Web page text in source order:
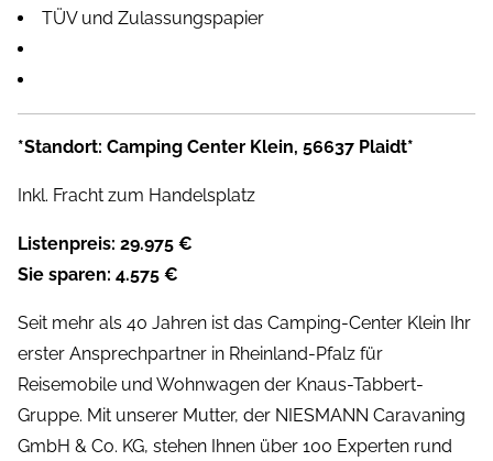
TÜV und Zulassungspapier
*Standort: Camping Center Klein, 56637 Plaidt*
Inkl. Fracht zum Handelsplatz
Listenpreis: 29.975 €
Sie sparen: 4.575 €
Seit mehr als 40 Jahren ist das Camping-Center Klein Ihr
erster Ansprechpartner in Rheinland-Pfalz für
Reisemobile und Wohnwagen der Knaus-Tabbert-
Gruppe. Mit unserer Mutter, der NIESMANN Caravaning
GmbH & Co. KG, stehen Ihnen über 100 Experten rund